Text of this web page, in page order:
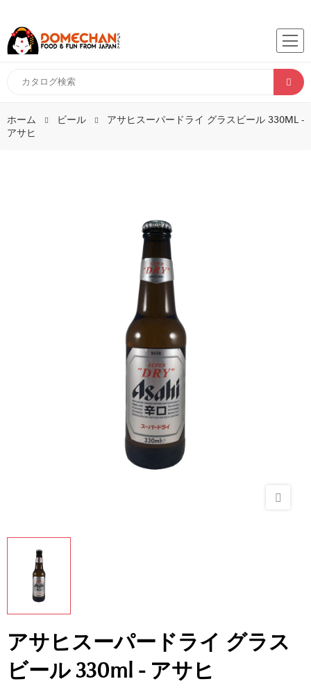
ホーム ビール
アサヒスーパードライ グラスビール 330ML -
アサヒ
アサヒスーパードライ グラス
ビール 330ml - アサヒ